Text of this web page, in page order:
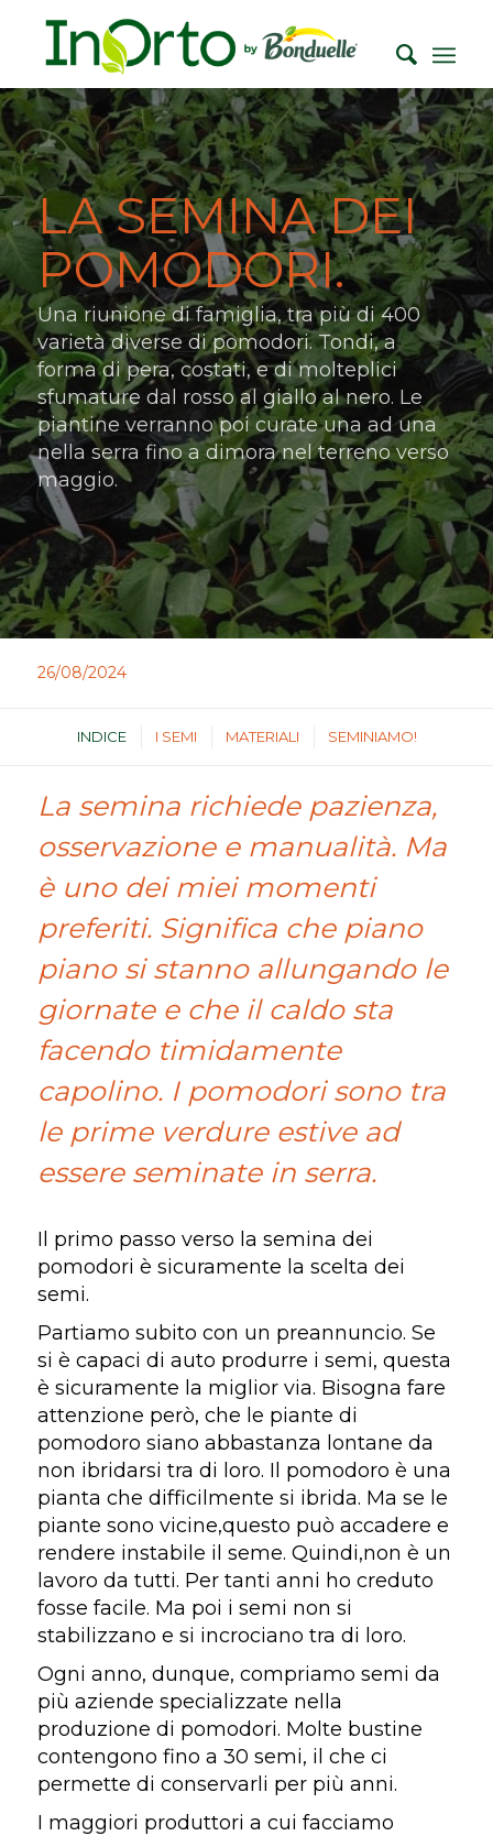
LA SEMINA DEI
POMODORI.
Una riunione di famiglia, tra più di 400
varietà diverse di pomodori. Tondi, a
forma di pera, costati, e di molteplici
sfumature dal rosso al giallo al nero. Le
piantine verranno poi curate una ad una
nella serra fino a dimora nel terreno verso
maggio.
26/08/2024
INDICE I SEMI MATERIALI SEMINIAMO!
La semina richiede pazienza,
osservazione e manualità. Ma
è uno dei miei momenti
preferiti. Significa che piano
piano si stanno allungando le
giornate e che il caldo sta
facendo timidamente
capolino. I pomodori sono tra
le prime verdure estive ad
essere seminate in serra.
Il primo passo verso la semina dei
pomodori è sicuramente la scelta dei
semi.
Partiamo subito con un preannuncio. Se
si è capaci di auto produrre i semi, questa
è sicuramente la miglior via. Bisogna fare
attenzione però, che le piante di
pomodoro siano abbastanza lontane da
non ibridarsi tra di loro. Il pomodoro è una
pianta che difficilmente si ibrida. Ma se le
piante sono vicine,questo può accadere e
rendere instabile il seme. Quindi,non è un
lavoro da tutti. Per tanti anni ho creduto
fosse facile. Ma poi i semi non si
stabilizzano e si incrociano tra di loro.
Ogni anno, dunque, compriamo semi da
più aziende specializzate nella
produzione di pomodori. Molte bustine
contengono fino a 30 semi, il che ci
permette di conservarli per più anni.
I maggiori produttori a cui facciamo